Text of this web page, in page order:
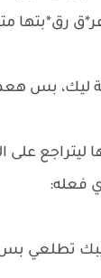
رق*بتها
ليك، بس
على
فعله:
تطلعي بس